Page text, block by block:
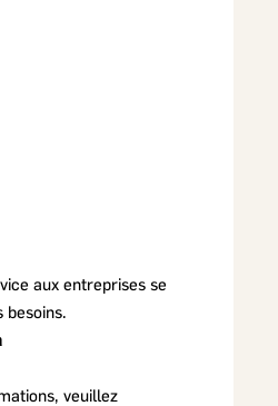
aux entreprises se
besoins.
veuillez